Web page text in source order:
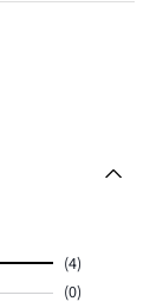
(4)
(0)